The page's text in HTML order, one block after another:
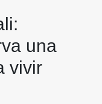
una
vivir